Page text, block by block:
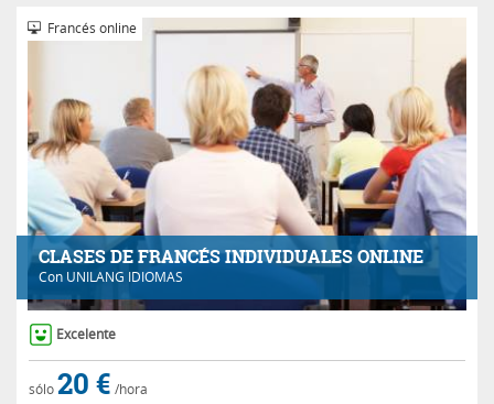
CLASES DE FRANCÉS INDIVIDUALES ONLINE
Con UNILANG IDIOMAS
Francés online
Excelente
sólo20 € /hora